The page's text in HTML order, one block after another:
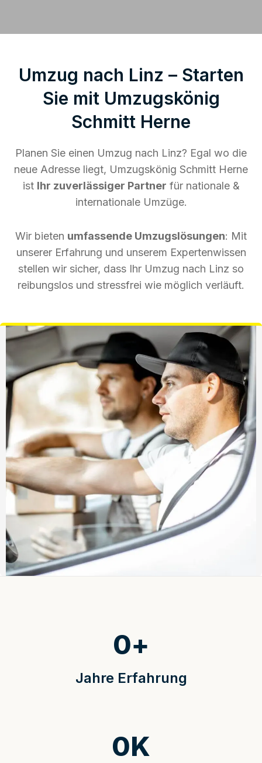
Umzug nach Linz – Starten
Sie mit Umzugskönig
Schmitt Herne
Planen Sie einen Umzug nach Linz? Egal wo die
neue Adresse liegt, Umzugskönig Schmitt Herne
ist Ihr zuverlässiger Partner für nationale &
internationale Umzüge.
Wir bieten umfassende Umzugslösungen: Mit
unserer Erfahrung und unserem Expertenwissen
stellen wir sicher, dass Ihr Umzug nach Linz so
reibungslos und stressfrei wie möglich verläuft.
Jahre Erfahrung
0+
0K